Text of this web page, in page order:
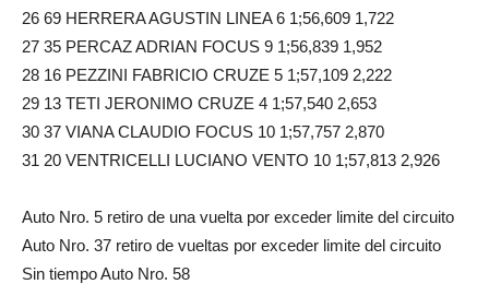
26 69 HERRERA AGUSTIN LINEA 6 1;56,609 1,722
27 35 PERCAZ ADRIAN FOCUS 9 1;56,839 1,952
28 16 PEZZINI FABRICIO CRUZE 5 1;57,109 2,222
29 13 TETI JERONIMO CRUZE 4 1;57,540 2,653
30 37 VIANA CLAUDIO FOCUS 10 1;57,757 2,870
31 20 VENTRICELLI LUCIANO VENTO 10 1;57,813 2,926
Auto Nro. 5 retiro de una vuelta por exceder limite del circuito
Auto Nro. 37 retiro de vueltas por exceder limite del circuito
Sin tiempo Auto Nro. 58